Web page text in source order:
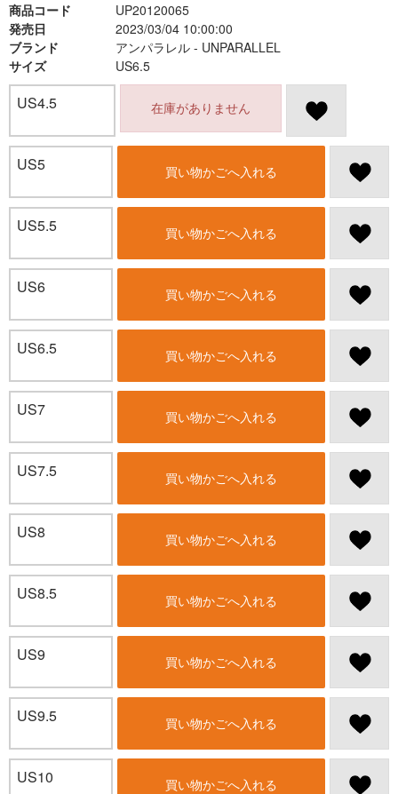
商品コード
UP20120065
発売日
2023/03/04 10:00:00
ブランド
アンパラレル - UNPARALLEL
サイズ
US6.5
US4.5 在庫がありません
US5 買い物かごへ入れる
US5.5 買い物かごへ入れる
US6 買い物かごへ入れる
US6.5 買い物かごへ入れる
US7 買い物かごへ入れる
US7.5 買い物かごへ入れる
US8 買い物かごへ入れる
US8.5 買い物かごへ入れる
US9 買い物かごへ入れる
US9.5 買い物かごへ入れる
US10 買い物かごへ入れる